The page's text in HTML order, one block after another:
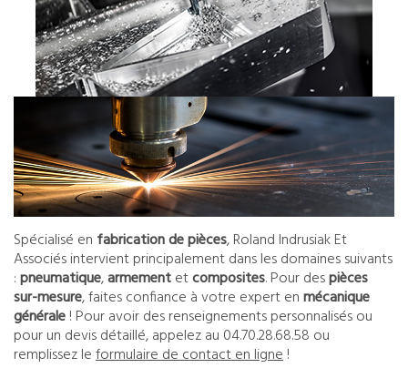
Spécialisé en fabrication de pièces, Roland Indrusiak Et
Associés intervient principalement dans les domaines suivants
:pneumatique,armementetcomposites. Pour despièces
sur-mesure, faites confiance à votre expert enmécanique
générale! Pour avoir des renseignements personnalisés ou
pour un devis détaillé, appelez au 04.70.28.68.58 ou
remplissez leformulaire de contact en ligne!